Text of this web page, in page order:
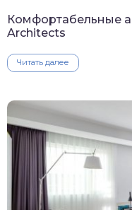
Комфортабельные
Architects
Читать далее